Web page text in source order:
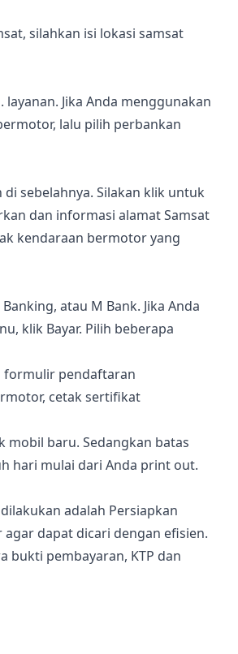
silahkan isi lokasi samsat
Jika Anda menggunakan
lalu pilih perbankan
sebelahnya. Silakan klik untuk
dan informasi alamat Samsat
kendaraan bermotor yang
atau M Bank. Jika Anda
klik Bayar. Pilih beberapa
formulir pendaftaran
cetak sertifikat
mobil baru. Sedangkan batas
hari mulai dari Anda print out.
adalah Persiapkan
dapat dicari dengan efisien.
bukti pembayaran, KTP dan